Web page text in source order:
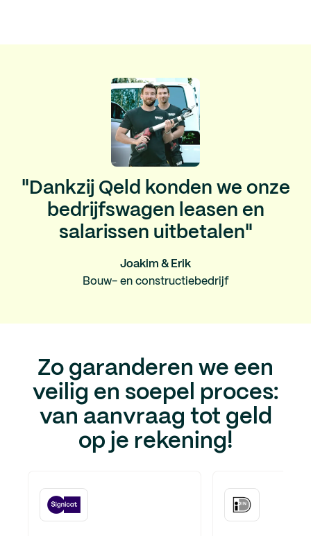
"Dankzij Qeld konden we onze
bedrijfswagen leasen en
salarissen uitbetalen"
Joakim & Erik
Bouw- en constructiebedrijf
Zo garanderen we een
veilig en soepel proces:
van aanvraag tot geld
op je rekening!